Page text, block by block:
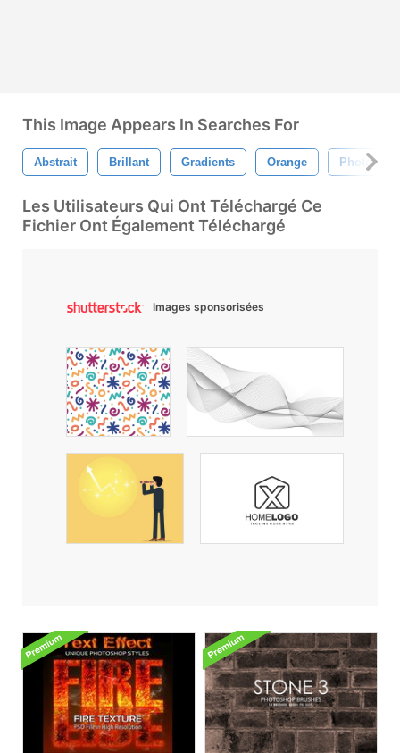
This Image Appears In Searches For
Abstrait Brillant Gradients Orange Photoshop
Les Utilisateurs Qui Ont Téléchargé Ce
Fichier Ont Également Téléchargé
Images sponsorisées